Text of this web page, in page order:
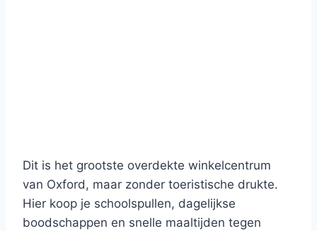
Dit is het grootste overdekte winkelcentrum
van Oxford, maar zonder toeristische drukte.
Hier koop je schoolspullen, dagelijkse
boodschappen en snelle maaltijden tegen